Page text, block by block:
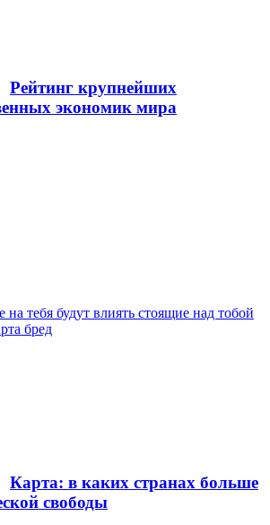
Рейтинг крупнейших
экономик мира
тебя будут влиять стоящие над тобой
бред
Карта: в каких странах больше
свободы